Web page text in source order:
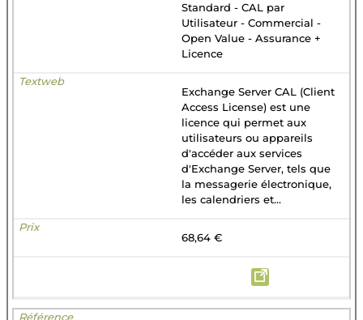
Standard - CAL par
Utilisateur - Commercial -
Open Value - Assurance +
Licence
Exchange Server CAL (Client
Access License) est une
licence qui permet aux
utilisateurs ou appareils
d'accéder aux services
d'Exchange Server, tels que
la messagerie électronique,
les calendriers et...
68,64 €